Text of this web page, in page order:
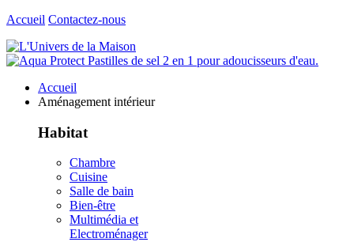
Accueil Contactez-nous
Accueil
Aménagement intérieur
Habitat
Chambre
Cuisine
Salle de bain
Bien-être
Multimédia et
Electroménager